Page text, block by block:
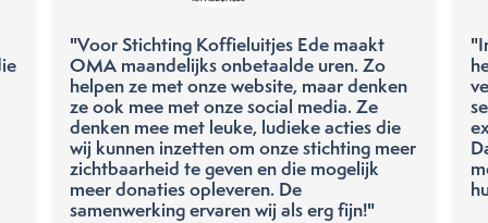
"Voor Stichting Koffieluitjes Ede maakt
OMA maandelijks onbetaalde uren. Zo
helpen ze met onze website, maar denken
ze ook mee met onze social media. Ze
denken mee met leuke, ludieke acties die
wij kunnen inzetten om onze stichting meer
zichtbaarheid te geven en die mogelijk
meer donaties opleveren. De
samenwerking ervaren wij als erg fijn!"